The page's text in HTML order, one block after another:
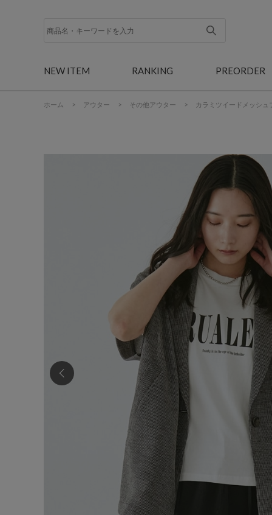
NEW ITEM RANKING PREORDER
ホーム > アウター > その他アウター > カラミツイードメッシ